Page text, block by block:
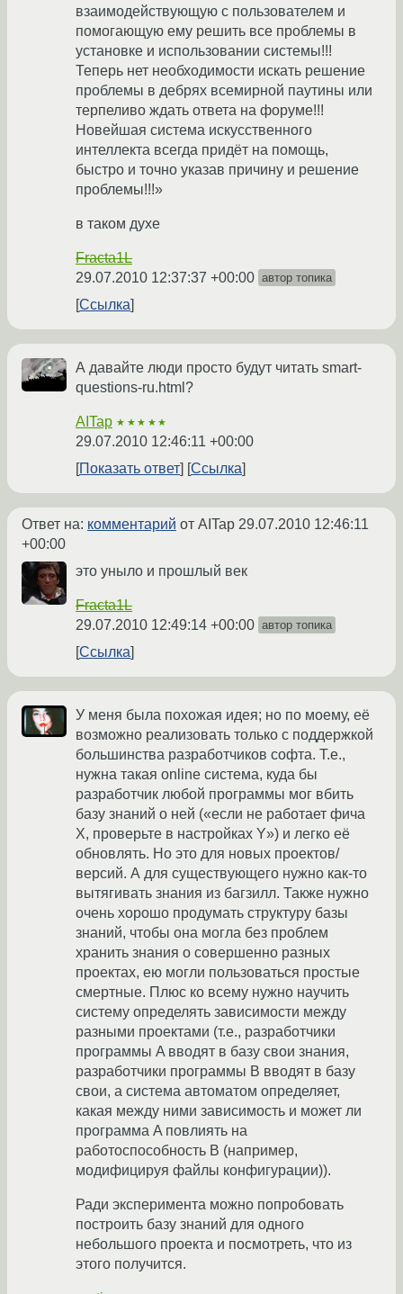
взаимодействующую с пользователем и
помогающую ему решить все проблемы в
установке и использовании системы!!!
Теперь нет необходимости искать решение
проблемы в дебрях всемирной паутины или
терпеливо ждать ответа на форуме!!!
Новейшая система искусственного
интеллекта всегда придёт на помощь,
быстро и точно указав причину и решение
проблемы!!!»
в таком духе
Fracta1L
29.07.2010 12:37:37 +00:00 автор топика
Ссылка
А давайте люди просто будут читать smart-
questions-ru.html?
AITap ★★★★★
29.07.2010 12:46:11 +00:00
Показать ответ
Ссылка
Ответ на: комментарий от AITap 29.07.2010 12:46:11
+00:00
это уныло и прошлый век
Fracta1L
29.07.2010 12:49:14 +00:00 автор топика
Ссылка
У меня была похожая идея; но по моему, её
возможно реализовать только с поддержкой
большинства разработчиков софта. Т.е.,
нужна такая online система, куда бы
разработчик любой программы мог вбить
базу знаний о ней («если не работает фича
X, проверьте в настройках Y») и легко её
обновлять. Но это для новых проектов/
версий. А для существующего нужно как-то
вытягивать знания из багзилл. Также нужно
очень хорошо продумать структуру базы
знаний, чтобы она могла без проблем
хранить знания о совершенно разных
проектах, ею могли пользоваться простые
смертные. Плюс ко всему нужно научить
систему определять зависимости между
разными проектами (т.е., разработчики
программы A вводят в базу свои знания,
разработчики программы B вводят в базу
свои, а система автоматом определяет,
какая между ними зависимость и может ли
программа A повлиять на
работоспособность B (например,
модифицируя файлы конфигурации)).
Ради эксперимента можно попробовать
построить базу знаний для одного
небольшого проекта и посмотреть, что из
этого получится.